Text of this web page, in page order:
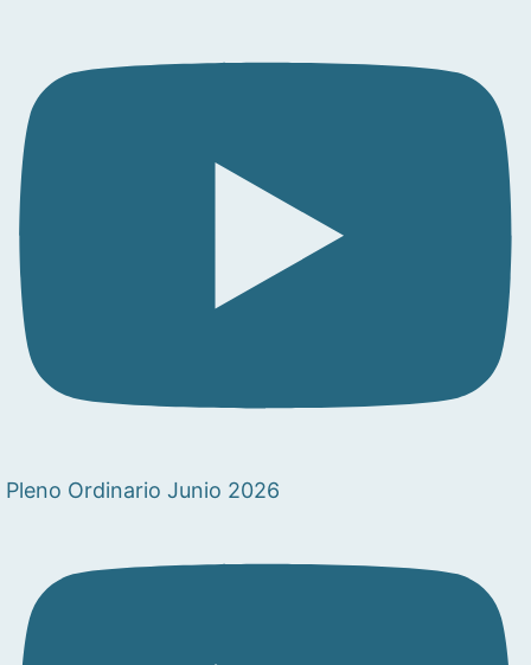
Pleno Ordinario Junio 2026